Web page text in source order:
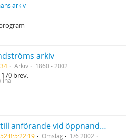
arkiv
arkiv
Arkiv 1860 - 2002
brev.
Manuskript till anförande vid öppnandet av den nordiska kongressen inom obstetrik och gynekologi i Umeå
Omslag
1/6 2002